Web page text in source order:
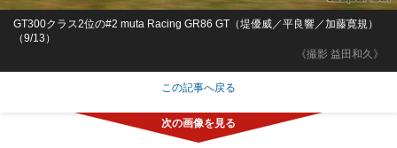
《撮影 益田和久》
GT300クラス2位の#2 muta Racing GR86 GT（堤優威／平良響／加藤寛規）
（9/13）
この記事へ戻る